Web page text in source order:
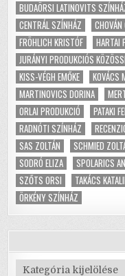
BUDAÖRSI LATINOVITS
CENTRÁL SZÍNHÁZ
CHOVÁN
FRÖHLICH KRISTÓF
HARTAI
JURÁNYI PRODUKCIÓS
KISS-VÉGH EMŐKE
KOVÁCS
MARTINOVICS DORINA
ORLAI PRODUKCIÓ
PATAKI
RADNÓTI SZÍNHÁZ
SAS ZOLTÁN
SCHMIED
SODRÓ ELIZA
SPOLARICS
SZŐTS ORSI
TAKÁCS
ÖRKÉNY SZÍNHÁZ
Kategóriák